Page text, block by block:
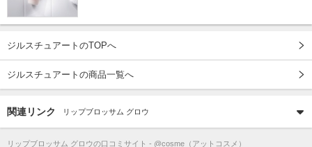
ジルスチュアートのTOPへ
ジルスチュアートの商品一覧へ
関連リンク リップブロッサム グロウ
リップブロッサム グロウの口コミサイト - @cosme（アットコスメ）